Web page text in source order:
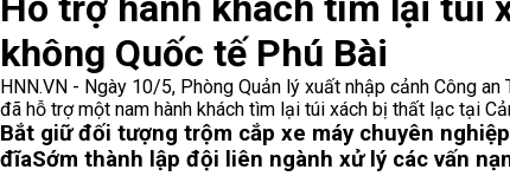
không Quốc tế Phú Bài
HNN.VN - Ngày 10/5, Phòng Quản lý xuất nhập cảnh Công
đã hỗ trợ một nam hành khách tìm lại túi xách bị thất lạc tại
Bắt giữ đối tượng trộm cắp xe máy chuyên nghiệp
đĩaSớm thành lập đội liên ngành xử lý các vấn